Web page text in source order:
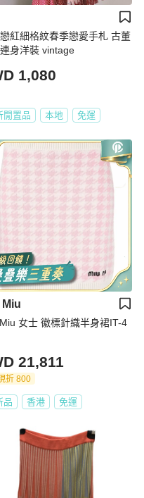
紅細格紋春季戀愛手札 古董
身洋裝 vintage
1,080
閒置品 本地 免運
Miu
女士 徽標針織半身裙IT-4
21,811
折 800
品 香港 免運